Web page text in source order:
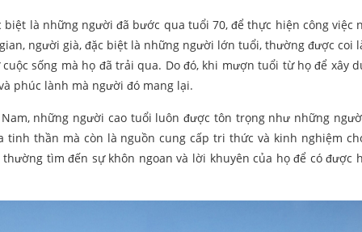
là những người đã bước qua tuổi 70, để thực hiện công việc
người già, đặc biệt là những người lớn tuổi, thường được coi
sống mà họ đã trải qua. Do đó, khi mượn tuổi từ họ để xây
phúc lành mà người đó mang lại.
những người cao tuổi luôn được tôn trọng như những
thần mà còn là nguồn cung cấp tri thức và kinh nghiệm
tìm đến sự khôn ngoan và lời khuyên của họ để có được